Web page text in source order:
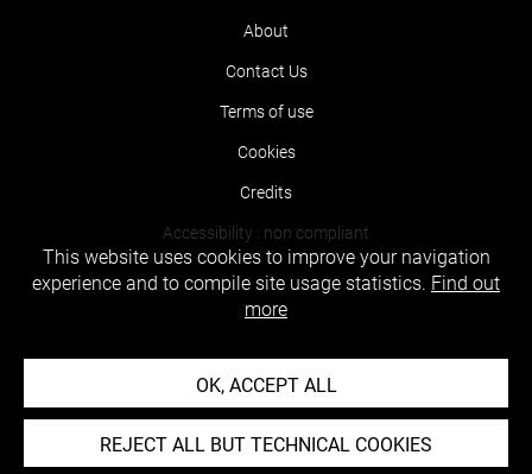
About
Contact Us
Terms of use
Cookies
Credits
Accessibility : non compliant
This website uses cookies to improve your navigation
experience and to compile site usage statistics. Find out
more
OK, ACCEPT ALL
REJECT ALL BUT TECHNICAL COOKIES